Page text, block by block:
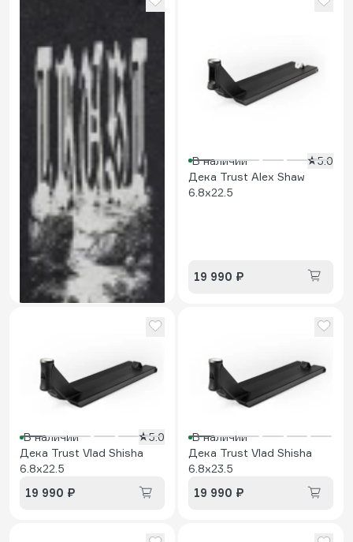
В наличии
5.0
Шкурка Trust Swamp
900 ₽
В наличии
5.0
Дека Trust Alex Shaw
6.8x22.5
19 990 ₽
В наличии
5.0
Дека Trust Vlad Shisha
6.8x22.5
19 990 ₽
В наличии
Дека Trust Vlad Shisha
6.8x23.5
19 990 ₽